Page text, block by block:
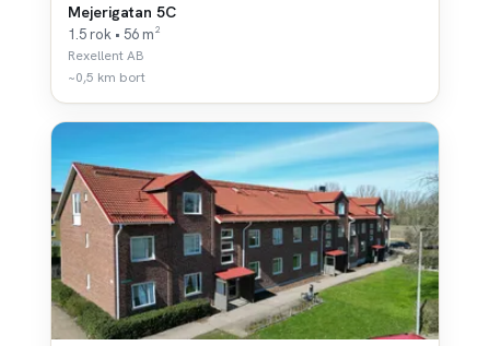
Mejerigatan 5C
1.5 rok • 56 m²
Rexellent AB
~0,5 km bort